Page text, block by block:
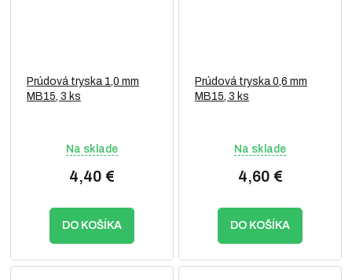
Prúdová tryska 1,0 mm
MB15, 3 ks
Na sklade
4,40 €
DO KOŠÍKA
Prúdová tryska 0,6 mm
MB15, 3 ks
Na sklade
4,60 €
DO KOŠÍKA